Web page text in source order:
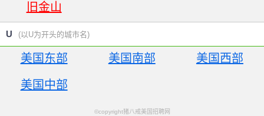
旧金山
U (以U为开头的城市名)
美国东部 美国南部 美国西部
美国中部
©copyright猪八戒美国招聘网